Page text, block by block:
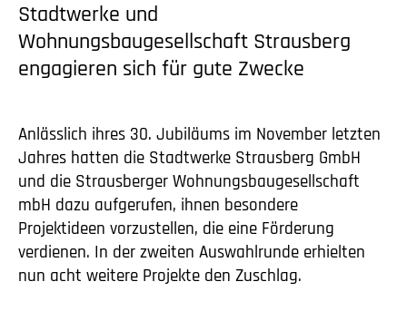
Stadtwerke und
Wohnungsbaugesellschaft Strausberg
engagieren sich für gute Zwecke
Anlässlich ihres 30. Jubiläums im November letzten
Jahres hatten die Stadtwerke Strausberg GmbH
und die Strausberger Wohnungsbaugesellschaft
mbH dazu aufgerufen, ihnen besondere
Projektideen vorzustellen, die eine Förderung
verdienen. In der zweiten Auswahlrunde erhielten
nun acht weitere Projekte den Zuschlag.